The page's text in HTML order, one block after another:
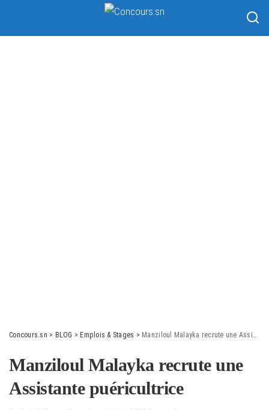
Concours.sn > BLOG > Emplois & Stages > Manziloul Malayka recrute une Assistante puéricultrice
Manziloul Malayka recrute une
Assistante puéricultrice